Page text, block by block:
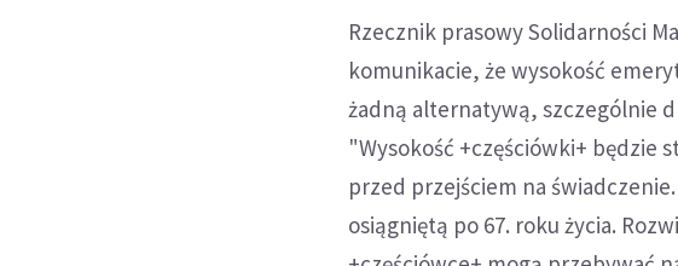
Rzecznik prasowy Solidarności
komunikacie, że wysokość
żadną alternatywą, szczególnie
"Wysokość +częściówki+ będzie
przed przejściem na
osiągniętą po 67. roku życia.